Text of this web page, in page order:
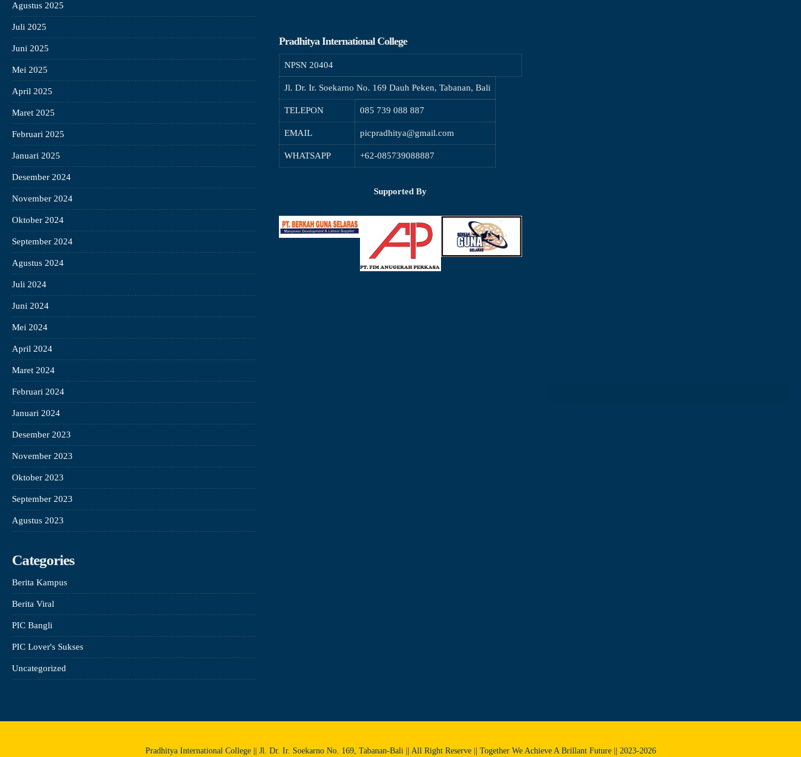
Agustus 2025
Juli 2025
Juni 2025
Mei 2025
April 2025
Maret 2025
Februari 2025
Januari 2025
Desember 2024
November 2024
Oktober 2024
September 2024
Agustus 2024
Juli 2024
Juni 2024
Mei 2024
April 2024
Maret 2024
Februari 2024
Januari 2024
Desember 2023
November 2023
Oktober 2023
September 2023
Agustus 2023
Categories
Berita Kampus
Berita Viral
PIC Bangli
PIC Lover's Sukses
Uncategorized
Pradhitya International College
NPSN 20404
Jl. Dr. Ir. Soekarno No. 169 Dauh Peken, Tabanan, Bali
TELEPON 085 739 088 887
EMAIL picpradhitya@gmail.com
WHATSAPP +62-085739088887
Supported By
Pradhitya International College || Jl. Dr. Ir. Soekarno No. 169, Tabanan-Bali || All Right Reserve || Together We Achieve A Brillant Future || 2023-2026